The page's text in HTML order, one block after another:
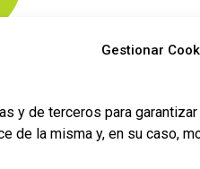
Gestionar
y de terceros para
de la misma y, en su caso,